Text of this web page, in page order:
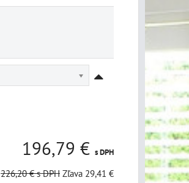
196,79 € s DPH
226,20 €s DPH Zľava 29,41 €